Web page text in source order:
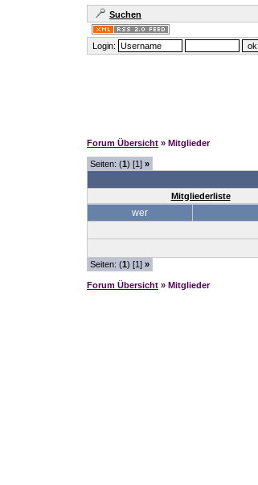
Suchen
Login:
Forum Übersicht » Mitglieder
Seiten: (1) [1] »
Mitgliederliste
wer
Seiten: (1) [1] »
Forum Übersicht » Mitglieder